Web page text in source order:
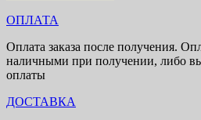
ОПЛАТА
Оплата заказа после получения.
наличными при получении, либо
оплаты
ДОСТАВКА